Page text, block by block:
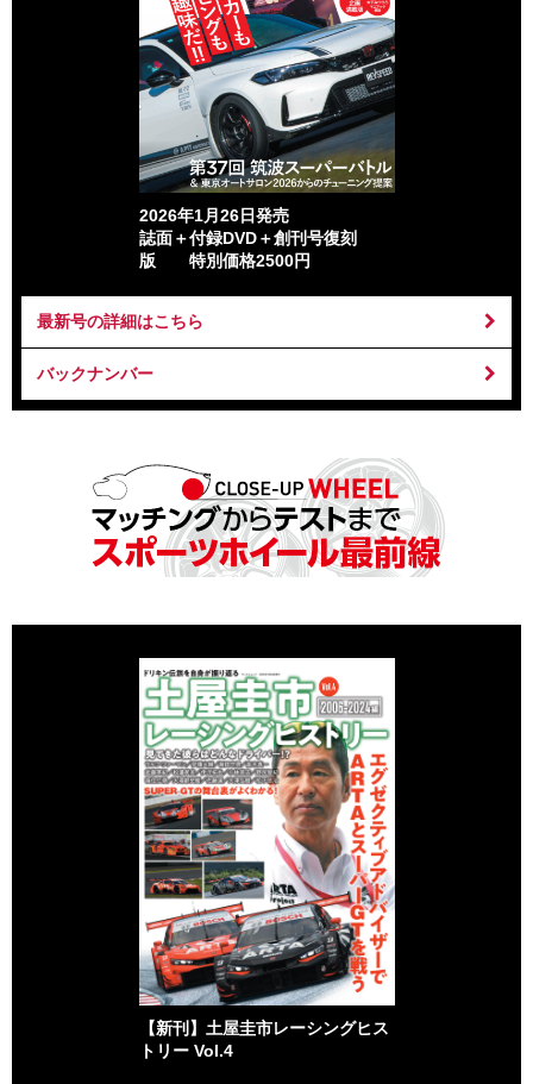
2026年1月26日発売
誌面＋付録DVD＋創刊号復刻
版 特別価格2500円
最新号の詳細はこちら
バックナンバー
【新刊】土屋圭市レーシングヒス
トリー Vol.4